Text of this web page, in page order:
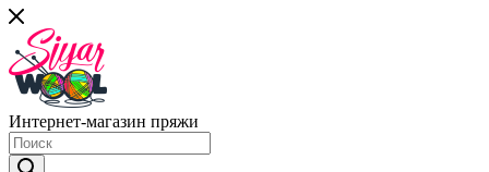
Интернет-магазин пряжи